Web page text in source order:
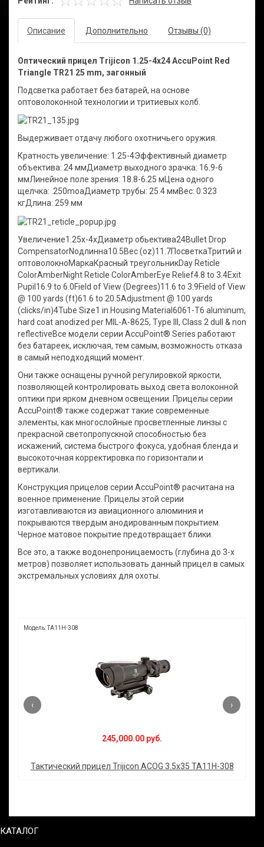
Описание Дополнительно Отзывы (0)
Оптический прицел Trijicon 1.25-4x24 AccuPoint Red
Triangle TR21 25 mm, загонный
Подсветка работает без батарей, на основе
оптоволоконной технологии и тритиевых колб.
Выдерживает отдачу любого охотничьего оружия.
Кратность увеличение: 1.25-4Эффективный диаметр
объектива: 24 ммДиаметр выходного зрачка: 16.9-6
ммЛинейное поле зрения: 18.8-6.25 мЦена одного
щелчка: .250moaДиаметр трубы: 25.4 ммВес: 0.323
кгДлина: 259 мм
Увеличение1.25x-4xДиаметр обьектива24Bullet Drop
CompensatorNoдлинна10.5Вес (oz)11.7ПосветкаТритий и
оптоволокноМаркаКрасный треугольникDay Reticle
ColorAmberNight Reticle ColorAmberEye Relief4.8 to 3.4Exit
Pupil16.9 to 6.0Field of View (Degrees)11.6 to 3.9Field of View
@ 100 yards (ft)61.6 to 20.5Adjustment @ 100 yards
(clicks/in)4Tube Size1 in.Housing Material6061-T6 aluminum,
hard coat anodized per MIL-A-8625, Type III, Class 2 dull & non
reflectiveВсе модели серии AccuPoint® Series работают
без батареек, исключая, тем самым, возможность отказа
в самый неподходящий момент.
Они также оснащены ручной регулировкой яркости,
позволяющей контролировать выход света волоконной
оптики при ярком дневном освещении. Прицелы серии
AccuPoint® также содержат такие современные
элементы, как многослойные просветленные линзы с
прекрасной светопропускной способностью без
искажений, система быстрого фокуса, удобная бленда и
высокоточная корректировка по горизонтали и
вертикали.
Конструкция прицелов серии AccuPoint® расчитана на
военное применение. Прицелы этой серии
изготавливаются из авиационного алюминия и
покрываются твердым анодированным покрытием.
Черное матовое покрытие предотвращает блики.
Все это, а также водонепроницаемость (глубина до 3-х
метров) позволяет использовать данный прицел в самых
экстремальных условиях для охоты.
Модель: TA11H-308
245,000.00 руб.
Тактический прицел Trijicon ACOG 3.5x35 TA11H-308
‹ ›
КАТАЛОГ